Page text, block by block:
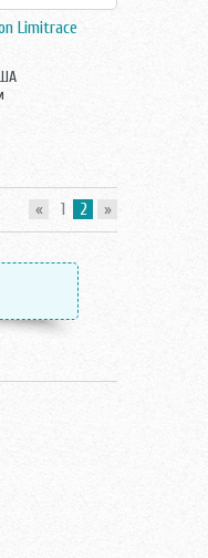
Limitrace
« 1 2 »